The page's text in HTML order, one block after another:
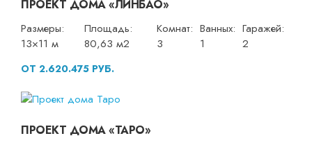
ПРОЕКТ ДОМА «ЛИНБАО»
Размеры:
13×11 м
Площадь:
80,63 м2
Комнат:
3
Ванных:
1
Гаражей:
2
ОТ 2.620.475 РУБ.
ПРОЕКТ ДОМА «ТАРО»